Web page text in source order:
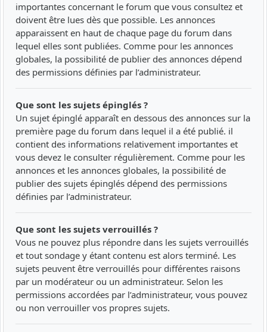
importantes concernant le forum que vous consultez et
doivent être lues dès que possible. Les annonces
apparaissent en haut de chaque page du forum dans
lequel elles sont publiées. Comme pour les annonces
globales, la possibilité de publier des annonces dépend
des permissions définies par l’administrateur.
Que sont les sujets épinglés ?
Un sujet épinglé apparaît en dessous des annonces sur la
première page du forum dans lequel il a été publié. il
contient des informations relativement importantes et
vous devez le consulter régulièrement. Comme pour les
annonces et les annonces globales, la possibilité de
publier des sujets épinglés dépend des permissions
définies par l’administrateur.
Que sont les sujets verrouillés ?
Vous ne pouvez plus répondre dans les sujets verrouillés
et tout sondage y étant contenu est alors terminé. Les
sujets peuvent être verrouillés pour différentes raisons
par un modérateur ou un administrateur. Selon les
permissions accordées par l’administrateur, vous pouvez
ou non verrouiller vos propres sujets.